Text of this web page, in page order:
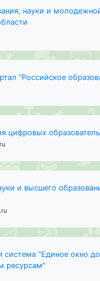
науки и
"Российское
цифровых
и высшего
система "Единое окно
ресурсам"